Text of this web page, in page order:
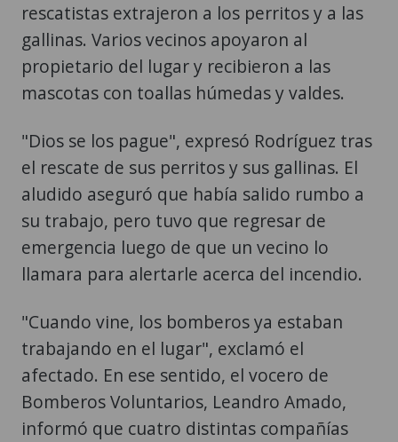
rescatistas extrajeron a los perritos y a las
gallinas. Varios vecinos apoyaron al
propietario del lugar y recibieron a las
mascotas con toallas húmedas y valdes.
"Dios se los pague", expresó Rodríguez tras
el rescate de sus perritos y sus gallinas. El
aludido aseguró que había salido rumbo a
su trabajo, pero tuvo que regresar de
emergencia luego de que un vecino lo
llamara para alertarle acerca del incendio.
"Cuando vine, los bomberos ya estaban
trabajando en el lugar", exclamó el
afectado. En ese sentido, el vocero de
Bomberos Voluntarios, Leandro Amado,
informó que cuatro distintas compañías